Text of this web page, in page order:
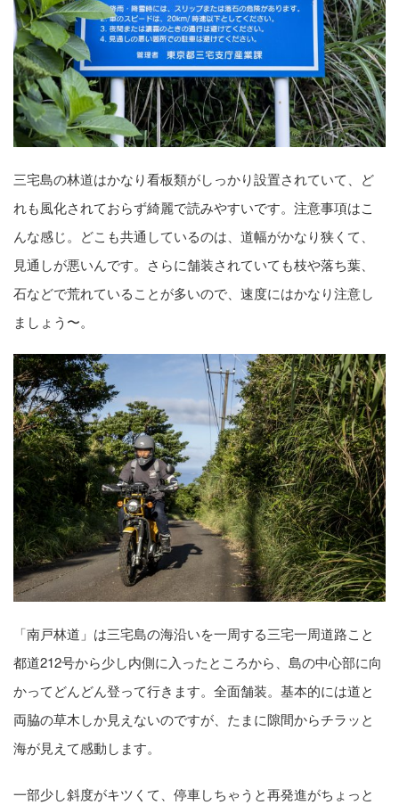
三宅島の林道はかなり看板類がしっかり設置されていて、ど
れも風化されておらず綺麗で読みやすいです。注意事項はこ
んな感じ。どこも共通しているのは、道幅がかなり狭くて、
見通しが悪いんです。さらに舗装されていても枝や落ち葉、
石などで荒れていることが多いので、速度にはかなり注意し
ましょう〜。
「南戸林道」は三宅島の海沿いを一周する三宅一周道路こと
都道212号から少し内側に入ったところから、島の中心部に向
かってどんどん登って行きます。全面舗装。基本的には道と
両脇の草木しか見えないのですが、たまに隙間からチラッと
海が見えて感動します。
一部少し斜度がキツくて、停車しちゃうと再発進がちょっと